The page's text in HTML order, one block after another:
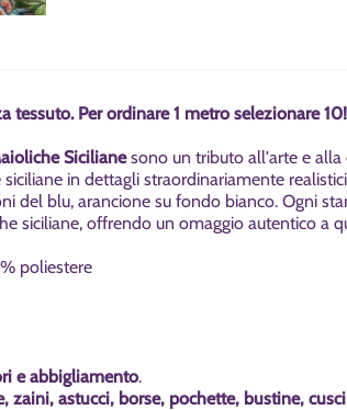
tessuto. Per ordinare 1 metro selezionare 10!
Sicilianesono un tributo all'arte e alla
e in dettagli straordinariamente
del blu, arancione su fondo bianco. Ogni
siciliane, offrendo un omaggio autentico a
poliestere
e abbigliamento.
zaini, astucci, borse, pochette, bustine,